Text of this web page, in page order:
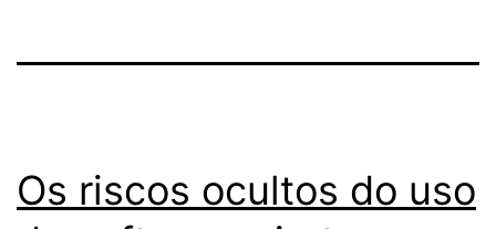
Os riscos ocultos do uso